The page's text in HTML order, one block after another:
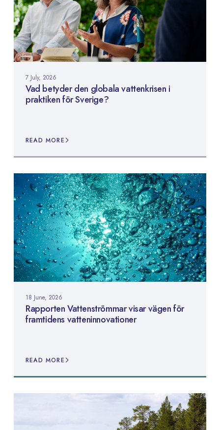
7 July, 2026
Vad betyder den globala vattenkrisen i
praktiken för Sverige?
READ MORE
18 June, 2026
Rapporten Vattenströmmar visar vägen för
framtidens vatteninnovationer
READ MORE